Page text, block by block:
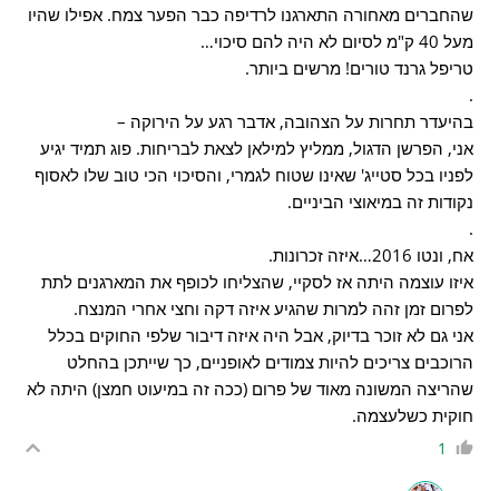
שהחברים מאחורה התארגנו לרדיפה כבר הפער צמח. אפילו שהיו
מעל 40 ק"מ לסיום לא היה להם סיכוי…
טריפל גרנד טורים! מרשים ביותר.
.
בהיעדר תחרות על הצהובה, אדבר רגע על הירוקה –
אני, הפרשן הדגול, ממליץ למילאן לצאת לבריחות. פוג תמיד יגיע
לפניו בכל סטייג' שאינו שטוח לגמרי, והסיכוי הכי טוב שלו לאסוף
נקודות זה במיאוצי הביניים.
.
אח, ונטו 2016…איזה זכרונות.
איזו עוצמה היתה אז לסקיי, שהצליחו לכופף את המארגנים לתת
לפרום זמן זהה למרות שהגיע איזה דקה וחצי אחרי המנצח.
אני גם לא זוכר בדיוק, אבל היה איזה דיבור שלפי החוקים בכלל
הרוכבים צריכים להיות צמודים לאופניים, כך שייתכן בהחלט
שהריצה המשונה מאוד של פרום (ככה זה במיעוט חמצן) היתה לא
חוקית כשלעצמה.
1